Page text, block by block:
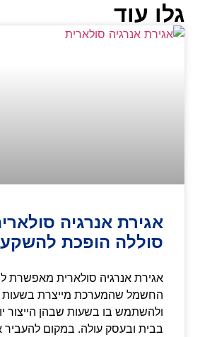
גלו עוד
אגירת אנרגיה
סוללה הופכת
אגירת אנרגיה סולארית מאפשרת
החשמל שהמערכת מייצרת
ולהשתמש בו בשעות שבהן הייצור
בבית ובעסק עולה. במקום